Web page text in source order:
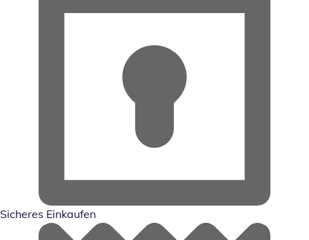
Sicheres Einkaufen